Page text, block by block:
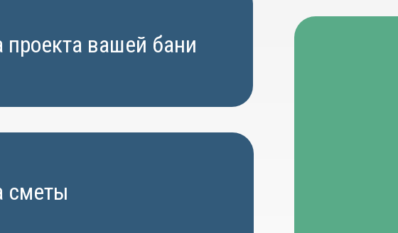
проекта вашей бани
сметы